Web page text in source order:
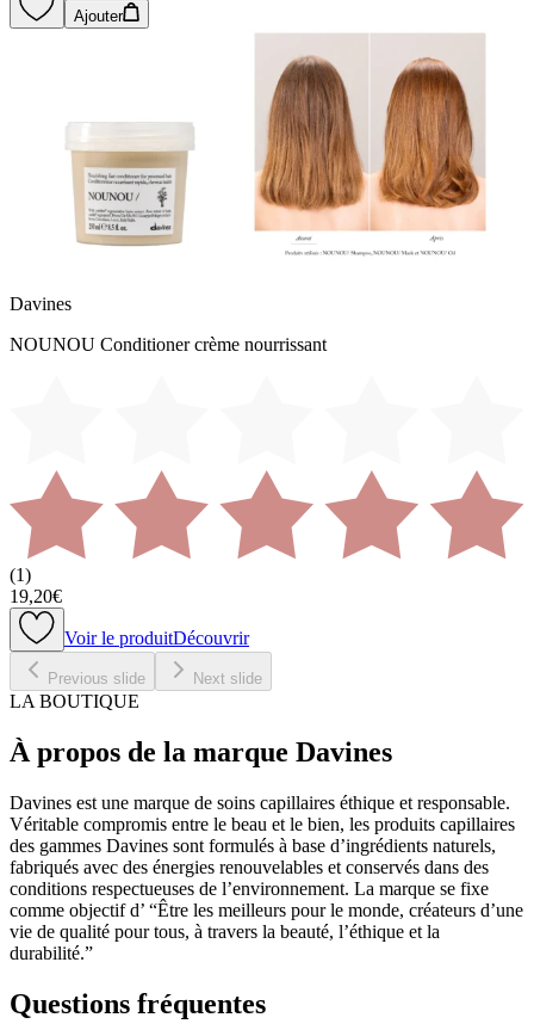
Ajouter
Davines
NOUNOU Conditioner crème nourrissant
(1)
19,20€
Voir le produitDécouvrir
Previous slide Next slide
LA BOUTIQUE
À propos de la marque Davines
Davines est une marque de soins capillaires éthique et responsable.
Véritable compromis entre le beau et le bien, les produits capillaires
des gammes Davines sont formulés à base d’ingrédients naturels,
fabriqués avec des énergies renouvelables et conservés dans des
conditions respectueuses de l’environnement. La marque se fixe
comme objectif d’ “Être les meilleurs pour le monde, créateurs d’une
vie de qualité pour tous, à travers la beauté, l’éthique et la
durabilité.”
Questions fréquentes